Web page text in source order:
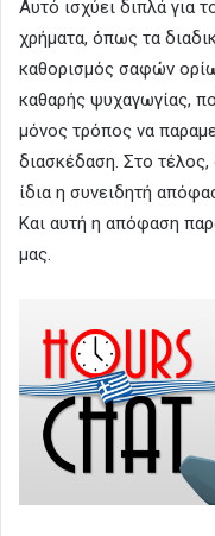
Αυτό ισχύει διπλά για
χρήματα, όπως τα
καθορισμός σαφών
καθαρής ψυχαγωγίας,
μόνος τρόπος να
διασκέδαση. Στο τέλος,
ίδια η συνειδητή
Και αυτή η απόφαση
μας.